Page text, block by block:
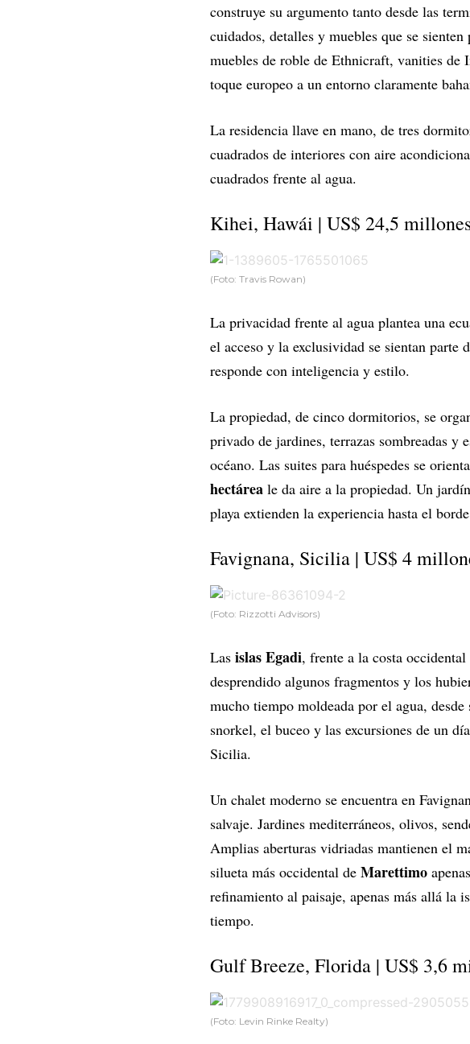
construye su argumento tanto desde las
cuidados, detalles y muebles que se
muebles de roble de Ethnicraft, vanities de
toque europeo a un entorno claramente
La residencia llave en mano, de tres
cuadrados de interiores con aire
cuadrados frente al agua.
Kihei, Hawái | US$ 24,5
(Foto: Travis Rowan)
La privacidad frente al agua plantea una
el acceso y la exclusividad se sientan parte
responde con inteligencia y estilo.
La propiedad, de cinco dormitorios, se
privado de jardines, terrazas sombreadas
océano. Las suites para huéspedes se
hectárea le da aire a la propiedad. Un
playa extienden la experiencia hasta el
Favignana, Sicilia | US$ 4
(Foto: Rizzotti Advisors)
Las islas Egadi, frente a la costa occidental
desprendido algunos fragmentos y los
mucho tiempo moldeada por el agua,
snorkel, el buceo y las excursiones de un
Sicilia.
Un chalet moderno se encuentra en
salvaje. Jardines mediterráneos, olivos,
Amplias aberturas vidriadas mantienen el
silueta más occidental de Marettimo
refinamiento al paisaje, apenas más allá la
tiempo.
Gulf Breeze, Florida | US$ 3,6
(Foto: Levin Rinke Realty)